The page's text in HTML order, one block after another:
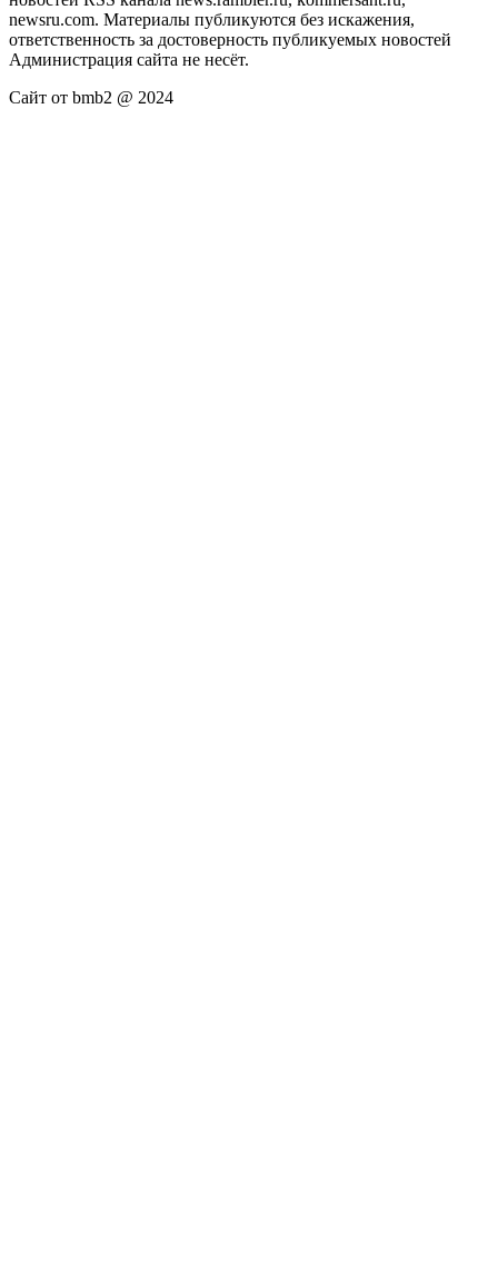
newsru.com. Материалы публикуются без искажения,
ответственность за достоверность публикуемых новостей
Администрация сайта не несёт.
Сайт от bmb2 @ 2024